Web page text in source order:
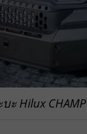
ะ Hilux CHAMP